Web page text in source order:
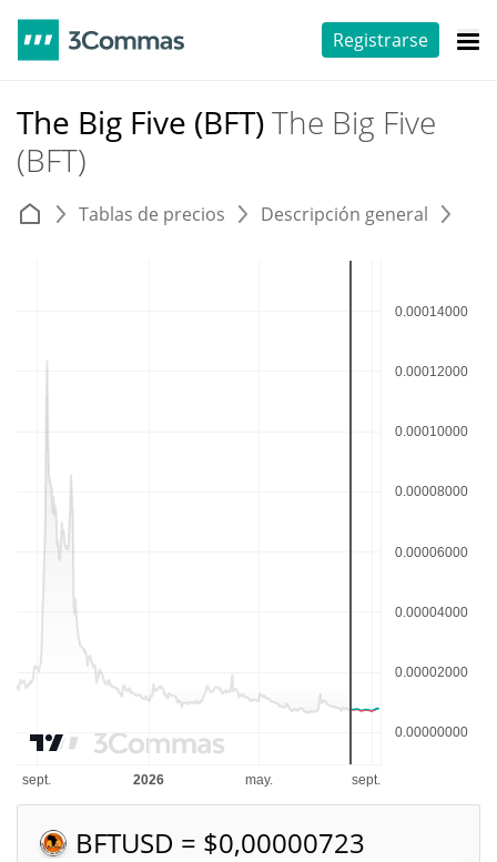
Registrarse
The Big Five (BFT)The Big Five
(BFT)
Tablas de precios Descripción general
BFTUSD = $0,00000723